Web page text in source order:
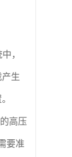
，
生
高压
要准